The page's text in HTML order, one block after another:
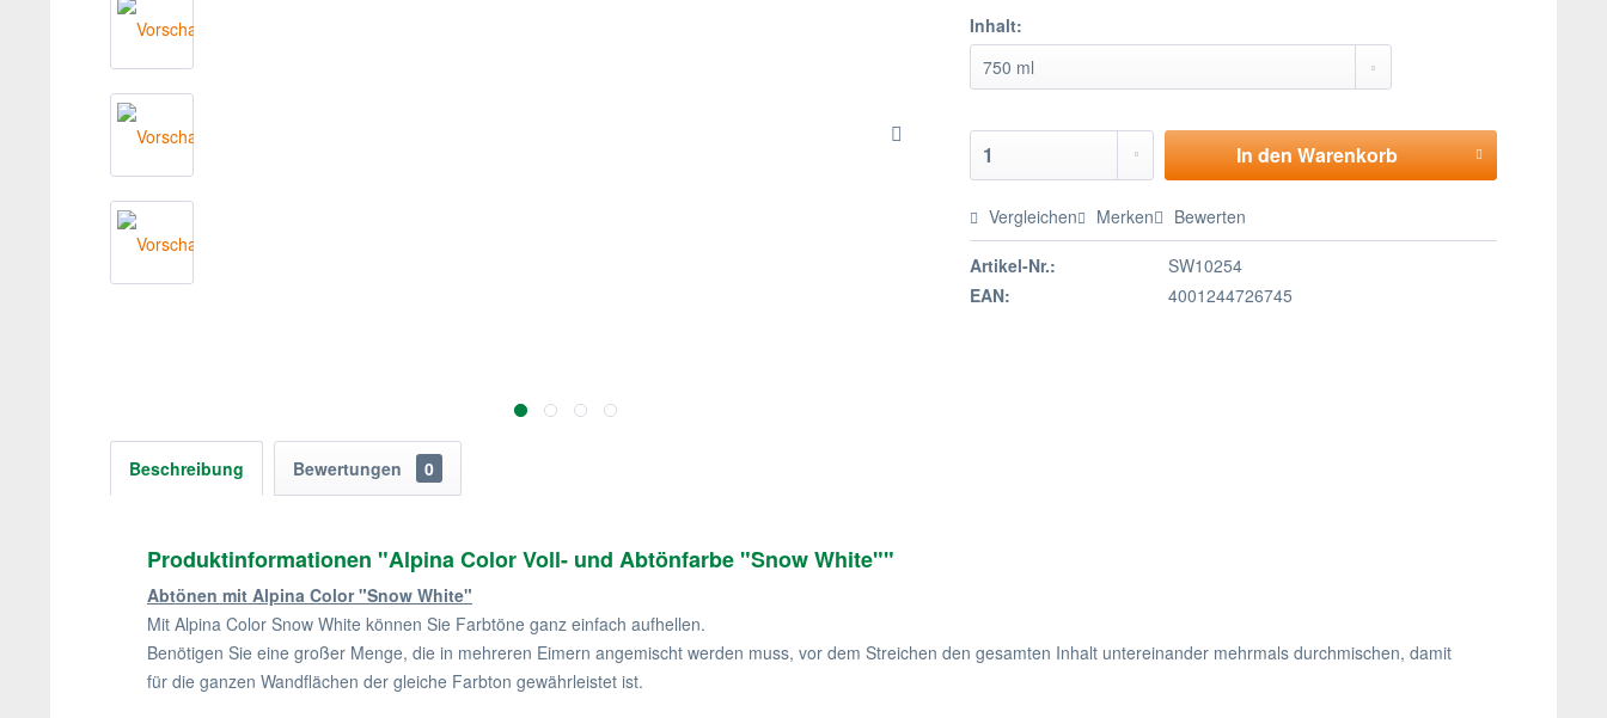
Inhalt:
In denWarenkorb
Vergleichen Merken Bewerten
Artikel-Nr.:
SW10254
EAN:
4001244726745
Beschreibung Bewertungen 0
Produktinformationen "Alpina Color Voll- und Abtönfarbe "Snow White""
Abtönen mit Alpina Color "Snow White"
Mit Alpina Color Snow White können Sie Farbtöne ganz einfach aufhellen.
Benötigen Sie eine großer Menge, die in mehreren Eimern angemischt werden muss, vor dem Streichen den gesamten Inhalt untereinander mehrmals durchmischen, damit
für die ganzen Wandflächen der gleiche Farbton gewährleistet ist.